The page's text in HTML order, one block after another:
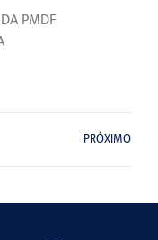
PMDF
PRÓXIMO